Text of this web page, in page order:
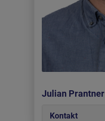
Julian Prantner
Kontakt